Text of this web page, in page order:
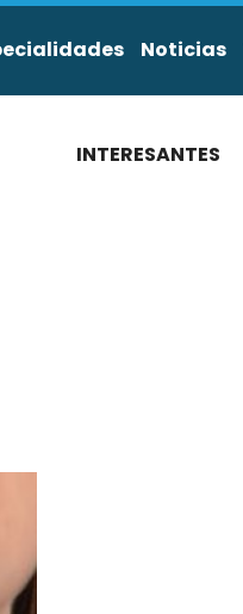
Noticias
INTERESANTES